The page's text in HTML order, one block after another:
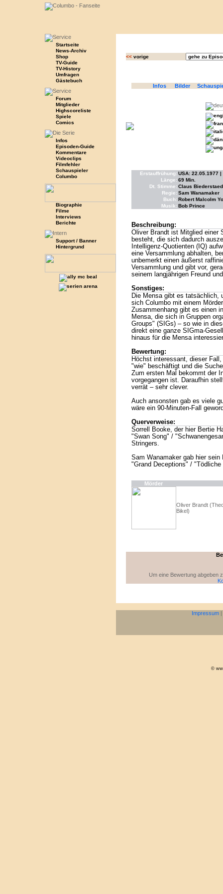
Startseite
News-Archiv
Shop
TV-Guide
TV-History
Umfragen
Gästebuch
Forum
Mitglieder
Highscoreliste
Spiele
Comics
Infos
Episoden-Guide
Kommentare
Videoclips
Filmfehler
Schauspieler
Columbo
Biographie
Filme
Interviews
Berichte
Support / Banner
Hintergrund
<<vorige
Infos Bilder
Erstauffrühung: USA: 22.05.1977 |
Länge: 69 Min.
Dt. Stimme: Claus
Regie: Sam Wanamaker
Buch: Robert Malcolm
Musik: Bob Prince
Beschreibung:
Oliver Brandt ist Mitglied einer
besteht, die sich dadurch
Intelligenz-Quotienten (IQ)
eine Versammlung abhalten,
unbemerkt einen äußerst
Versammlung und gibt vor,
seinem langjährigen Freund
Sonstiges:
Die Mensa gibt es tatsächlich,
sich Columbo mit einem
Zusammenhang gibt es einen
Mensa, die sich in Gruppen
Groups" (SIGs) – so wie in
direkt eine ganze SIGma-
hinaus für die Mensa
Bewertung:
Höchst interessant, dieser
"wie" beschäftigt und die
Zum ersten Mal bekommt der
vorgegangen ist. Daraufhin
verrät – sehr clever.
Auch ansonsten gab es viele
wäre ein 90-Minuten-Fall
Querverweise:
Sorrell Booke, der hier Bertie
"Swan Song" /
Stringers.
Sam Wanamaker gab hier sein
"Grand Deceptions" /
Mörder
Oliver Brandt
Bikel)
Um eine Bewertung abgeben
Impressum |
©